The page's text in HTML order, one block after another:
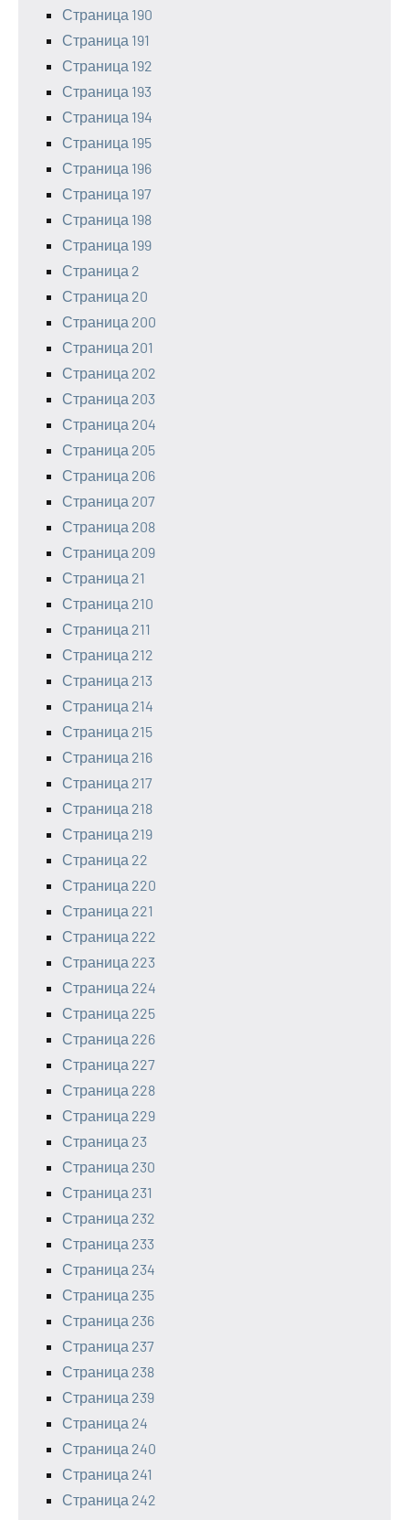
Страница 190
Страница 191
Страница 192
Страница 193
Страница 194
Страница 195
Страница 196
Страница 197
Страница 198
Страница 199
Страница 2
Страница 20
Страница 200
Страница 201
Страница 202
Страница 203
Страница 204
Страница 205
Страница 206
Страница 207
Страница 208
Страница 209
Страница 21
Страница 210
Страница 211
Страница 212
Страница 213
Страница 214
Страница 215
Страница 216
Страница 217
Страница 218
Страница 219
Страница 22
Страница 220
Страница 221
Страница 222
Страница 223
Страница 224
Страница 225
Страница 226
Страница 227
Страница 228
Страница 229
Страница 23
Страница 230
Страница 231
Страница 232
Страница 233
Страница 234
Страница 235
Страница 236
Страница 237
Страница 238
Страница 239
Страница 24
Страница 240
Страница 241
Страница 242